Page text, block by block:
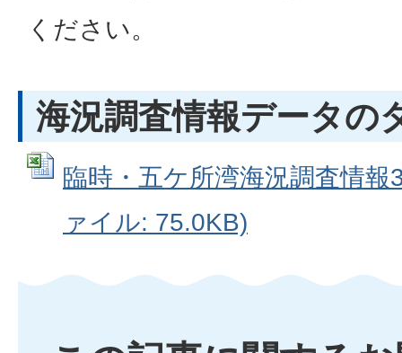
ください。
海況調査情報データの
臨時・五ケ所湾海況調査情
ァイル: 75.0KB)